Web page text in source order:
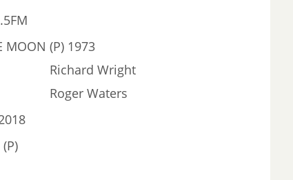
MOON (P) 1973
Richard Wright
Roger Waters